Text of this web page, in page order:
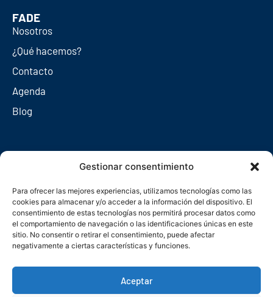
Gestionar consentimiento
Para ofrecer las mejores experiencias, utilizamos tecnologías como las
cookies para almacenar y/o acceder a la información del dispositivo. El
consentimiento de estas tecnologías nos permitirá procesar datos como
el comportamiento de navegación o las identificaciones únicas en este
sitio. No consentir o retirar el consentimiento, puede afectar
negativamente a ciertas características y funciones.
Aceptar
FADE
Nosotros
¿Qué hacemos?
Contacto
Agenda
Blog
Redes sociales